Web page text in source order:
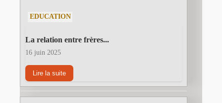
EDUCATION
La relation entre frères...
16 juin 2025
Lire la suite